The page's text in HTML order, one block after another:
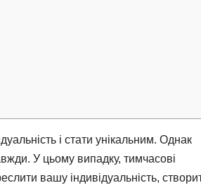
і стати унікальним. Однак
У цьому випадку, тимчасові
вашу індивідуальність,